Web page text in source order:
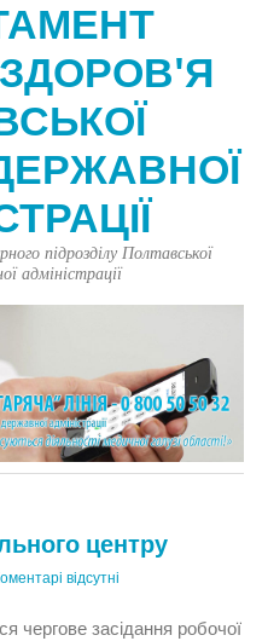
підрозділу Полтавської
адміністрації
центру
відсутні
чергове засідання робочої